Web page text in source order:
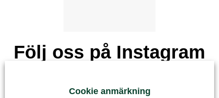
Följ oss på Instagram
Cookie anmärkning